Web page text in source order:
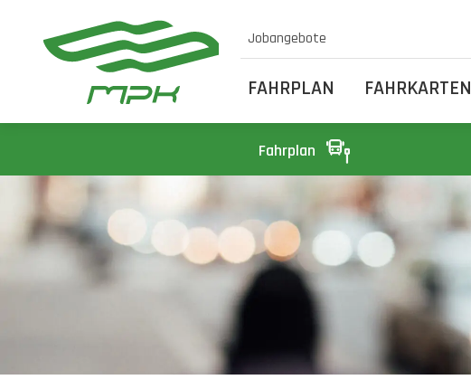
Jobangebote
FAHRPLAN FAHRKARTEN
Fahrplan